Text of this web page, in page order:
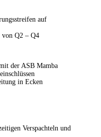
auf
von Q2 – Q4
der ASB Mamba
in Ecken
Verspachteln und